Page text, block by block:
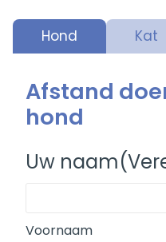
Hond Kat
Afstand
hond
Uw naam
Voornaam